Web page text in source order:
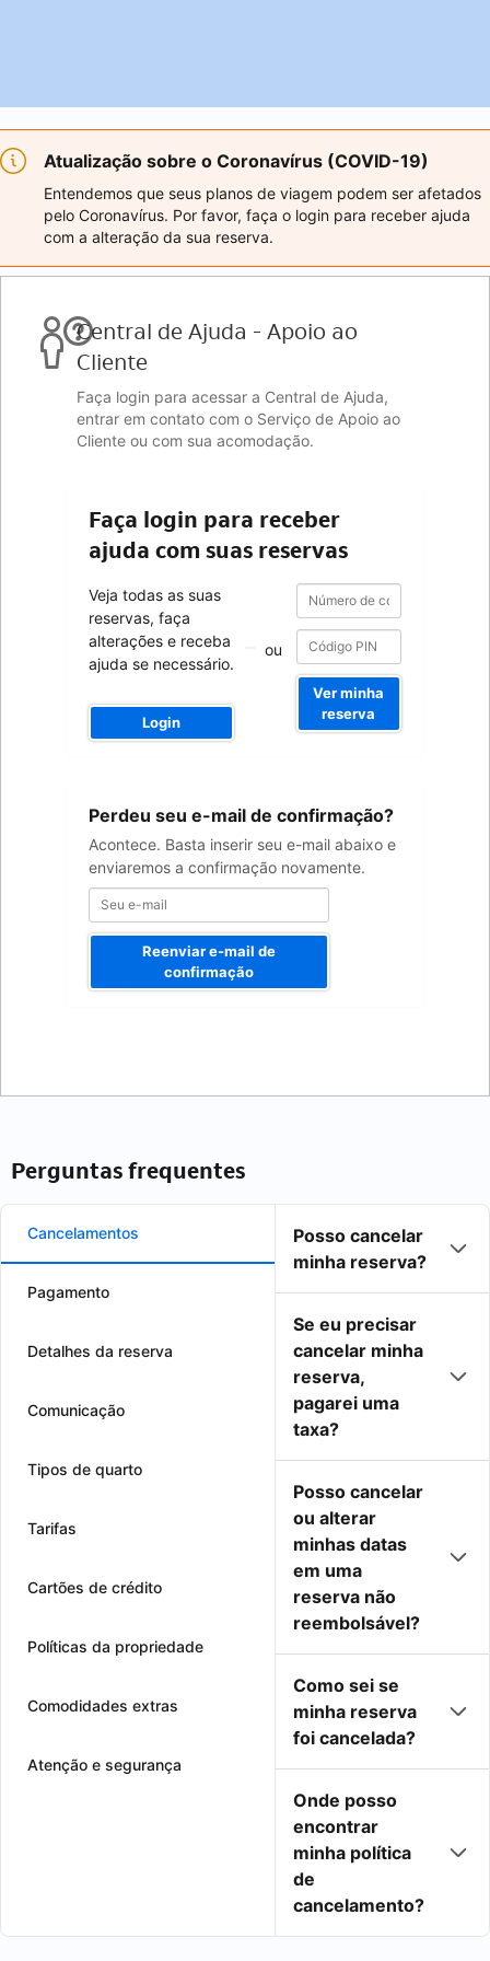
Atualização sobre o Coronavírus (COVID-19)
Entendemos que seus planos de viagem podem ser afetados
pelo Coronavírus. Por favor, faça o login para receber ajuda
com a alteração da sua reserva.
Central de Ajuda - Apoio ao
Cliente
Faça login para acessar a Central de Ajuda,
entrar em contato com o Serviço de Apoio ao
Cliente ou com sua acomodação.
Faça login para receber
ajuda com suas reservas
Veja todas as suas
reservas, faça
alterações e receba
ajuda se necessário.
Login
ou
Número
de
confirmação
Número
confirmação
Ver minha
reserva
Perdeu seu e-mail de confirmação?
Acontece. Basta inserir seu e-mail abaixo e
enviaremos a confirmação novamente.
Reenviar e-mail de
confirmação
Perguntas frequentes
Cancelamentos
Pagamento
Detalhes da reserva
Comunicação
Tipos de quarto
Tarifas
Cartões de crédito
Políticas da propriedade
Comodidades extras
Atenção e segurança
Posso cancelar
minha reserva?
Se eu precisar
cancelar minha
reserva,
pagarei uma
taxa?
Posso cancelar
ou alterar
minhas datas
em uma
reserva não
reembolsável?
Como sei se
minha reserva
foi cancelada?
Onde posso
encontrar
minha política
de
cancelamento?